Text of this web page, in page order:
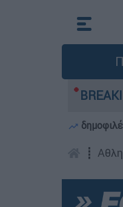
στο Πόρτο
┋